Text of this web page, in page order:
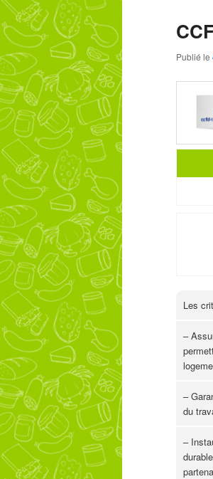
Publié le
Les
–
–
du
–